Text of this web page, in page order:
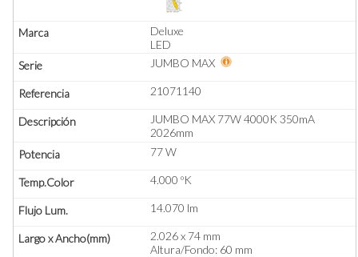
Deluxe
LED
JUMBO MAX
21071140
JUMBO MAX 77W 4000K 350mA
2026mm
77 W
4.000 ºK
14.070 lm
2.026 x 74 mm
Altura/Fondo: 60 mm